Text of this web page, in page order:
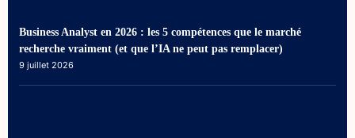
Business Analyst en 2026 : les 5 compétences que le marché
recherche vraiment (et que l’IA ne peut pas remplacer)
9 juillet 2026